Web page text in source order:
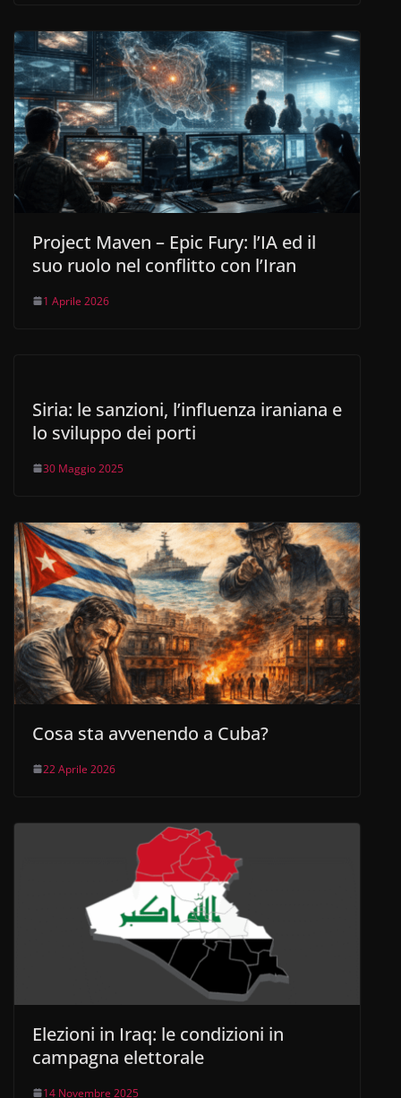
Project Maven – Epic Fury: l’IA ed il
suo ruolo nel conflitto con l’Iran
1 Aprile 2026
Siria: le sanzioni, l’influenza iraniana e
lo sviluppo dei porti
30 Maggio 2025
Cosa sta avvenendo a Cuba?
22 Aprile 2026
Elezioni in Iraq: le condizioni in
campagna elettorale
14 Novembre 2025